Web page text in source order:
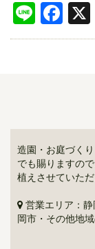
Line
造園・お庭づく
でも賜りますの
植えさせていただ
営業エリア：
岡市・その他地